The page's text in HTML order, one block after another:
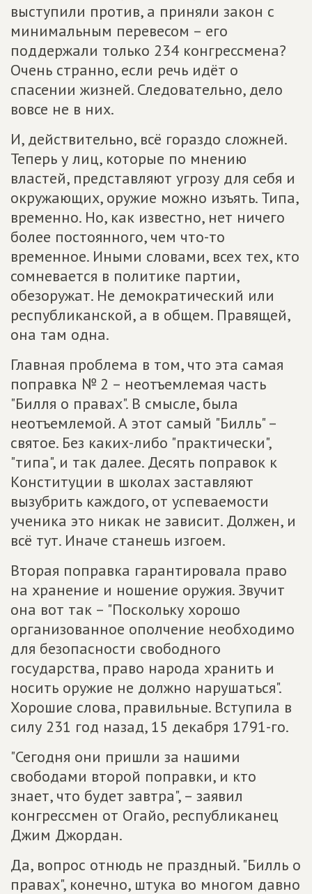
выступили против, а приняли закон с
минимальным перевесом – его
поддержали только 234 конгрессмена?
Очень странно, если речь идёт о
спасении жизней. Следовательно, дело
вовсе не в них.
И, действительно, всё гораздо сложней.
Теперь у лиц, которые по мнению
властей, представляют угрозу для себя и
окружающих, оружие можно изъять. Типа,
временно. Но, как известно, нет ничего
более постоянного, чем что-то
временное. Иными словами, всех тех, кто
сомневается в политике партии,
обезоружат. Не демократический или
республиканской, а в общем. Правящей,
она там одна.
Главная проблема в том, что эта самая
поправка № 2 – неотъемлемая часть
"Билля о правах". В смысле, была
неотъемлемой. А этот самый "Билль" –
святое. Без каких-либо "практически",
"типа", и так далее. Десять поправок к
Конституции в школах заставляют
вызубрить каждого, от успеваемости
ученика это никак не зависит. Должен, и
всё тут. Иначе станешь изгоем.
Вторая поправка гарантировала право
на хранение и ношение оружия. Звучит
она вот так – "Поскольку хорошо
организованное ополчение необходимо
для безопасности свободного
государства, право народа хранить и
носить оружие не должно нарушаться".
Хорошие слова, правильные. Вступила в
силу 231 год назад, 15 декабря 1791-го.
"Сегодня они пришли за нашими
свободами второй поправки, и кто
знает, что будет завтра", – заявил
конгрессмен от Огайо, республиканец
Джим Джордан.
Да, вопрос отнюдь не праздный. "Билль о
правах", конечно, штука во многом давно